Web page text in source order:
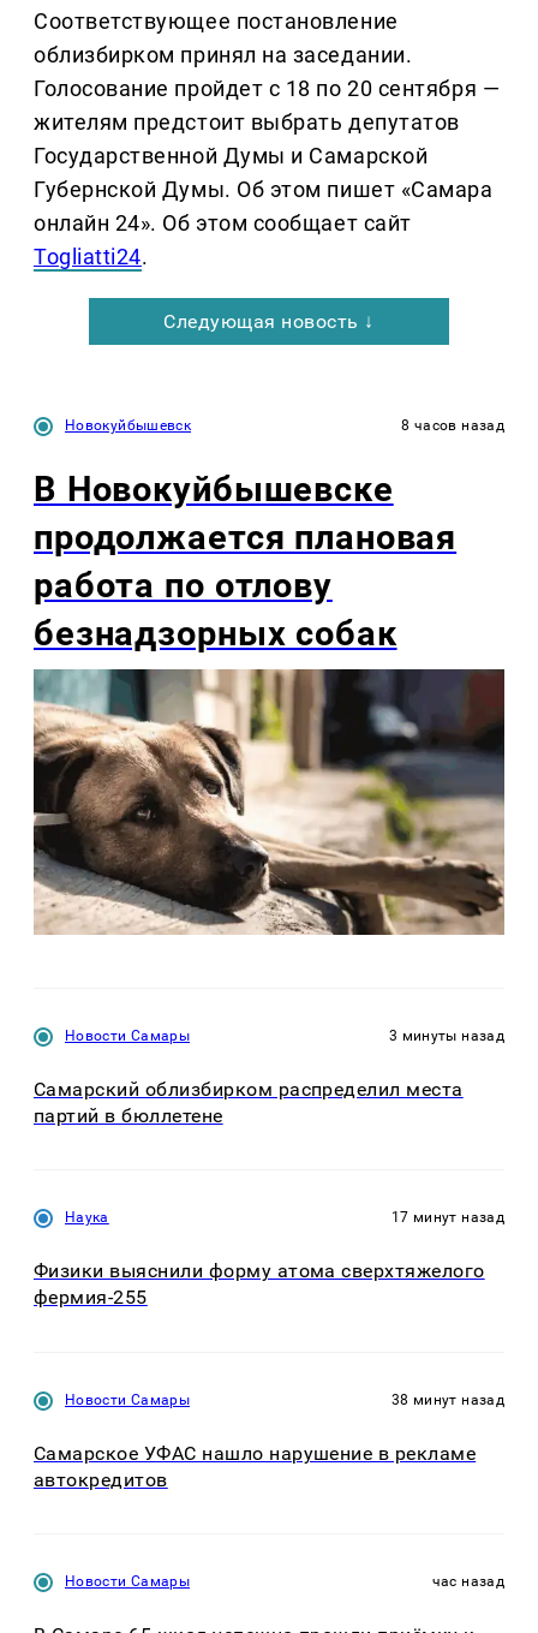
Соответствующее постановление
облизбирком принял на заседании.
Голосование пройдет с 18 по 20 сентября —
жителям предстоит выбрать депутатов
Государственной Думы и Самарской
Губернской Думы. Об этом пишет «Самара
онлайн 24». Об этом сообщает сайт
Togliatti24.
Следующая новость ↓
Новокуйбышевск 8 часов назад
В Новокуйбышевске
продолжается плановая
работа по отлову
безнадзорных собак
Новости Самары 3 минуты назад
Самарский облизбирком распределил места
партий в бюллетене
Наука 17 минут назад
Физики выяснили форму атома сверхтяжелого
фермия-255
Новости Самары 38 минут назад
Самарское УФАС нашло нарушение в рекламе
автокредитов
Новости Самары час назад